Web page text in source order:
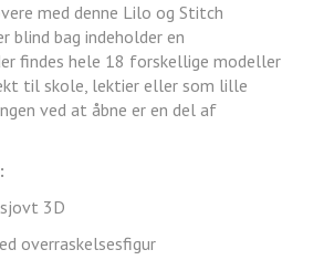
med denne Lilo og Stitch
blind bag indeholder en
findes hele 18 forskellige modeller
til skole, lektier eller som lille
ved at åbne er en del af
3D
overraskelsesfigur